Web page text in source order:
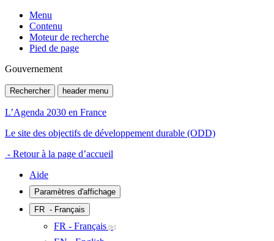
Menu
Contenu
Moteur de recherche
Pied de page
Gouvernement
Rechercher header menu
L’Agenda 2030 en France
Le site des objectifs de développement durable (ODD)
- Retour à la page d’accueil
Aide
Paramètres d'affichage
FR - Français
FR - Français